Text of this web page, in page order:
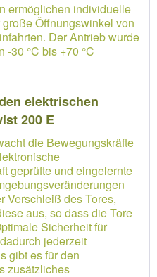
ermöglichen individuelle
Öffnungswinkel von
Der Antrieb wurde
-30 °C bis +70 °C
elektrischen
200 E
die Bewegungskräfte
geprüfte und eingelernte
Verschleiß des Tores,
aus, so dass die Tore
Sicherheit für
jederzeit
gibt es für den
zusätzliches